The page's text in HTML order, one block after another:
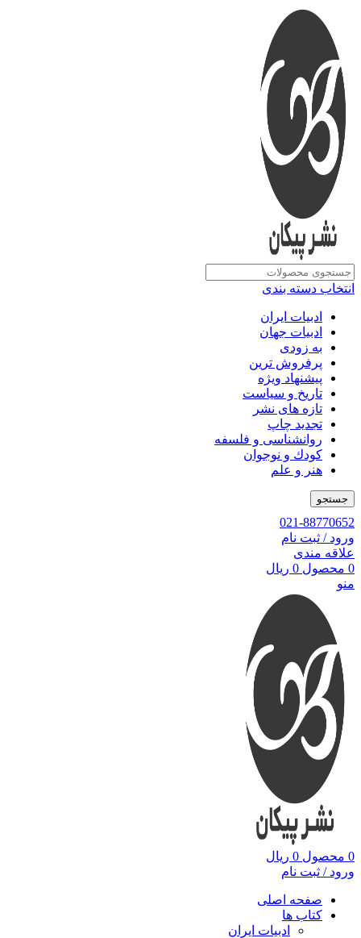
انتخاب دسته بندی
ادبیات ایران
ادبیات جهان
به زودی
پرفروش ترین
پیشنهاد ویژه
تاریخ و سیاست
تازه های نشر
تجدید چاپ
روانشناسی و فلسفه
کودك و نوجوان
هنر و علم
جستجو
021-88770652
ورود / ثبت نام
علاقه مندی
0 محصول 0 ریال
منو
0 محصول 0 ریال
ورود / ثبت نام
صفحه اصلی
کتاب ها
ادبیات ایران